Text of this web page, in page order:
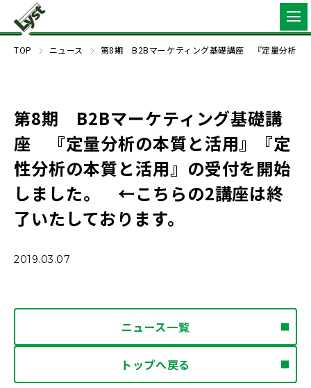
TOP ニュース 第8期 B2Bマーケティング基礎講座 『定量分析の
第8期 B2Bマーケティング基礎講
座 『定量分析の本質と活用』『定
性分析の本質と活用』の受付を開始
しました。 ←こちらの2講座は終
了いたしております。
2019.03.07
ニュース一覧
トップへ戻る